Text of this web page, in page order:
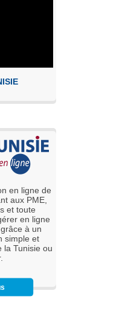
en ligne de
aux PME,
et toute
en ligne
à un
simple et
la Tunisie ou